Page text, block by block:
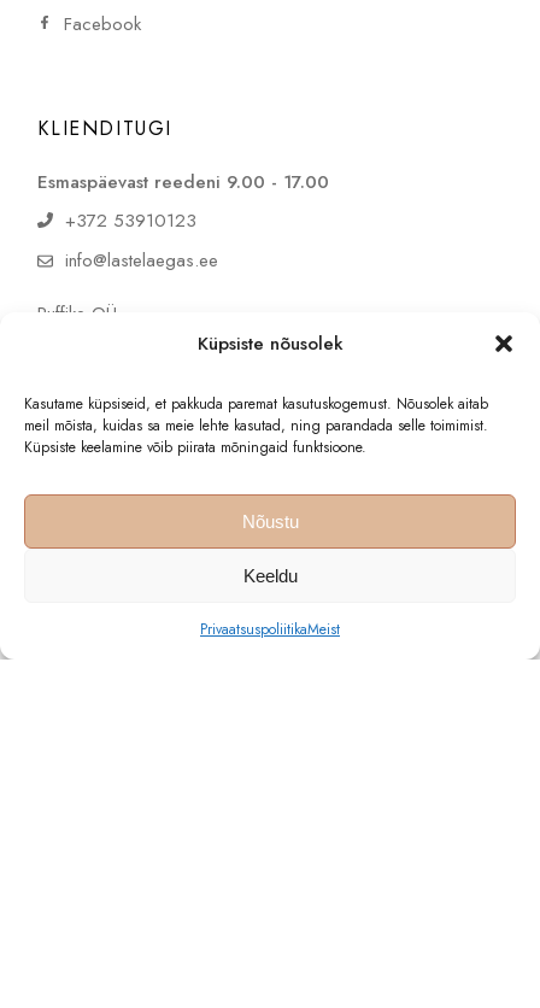
Küpsiste nõusolek
Kasutame küpsiseid, et pakkuda paremat kasutuskogemust. Nõusolek aitab
meil mõista, kuidas sa meie lehte kasutad, ning parandada selle toimimist.
Küpsiste keelamine võib piirata mõningaid funktsioone.
Nõustu
Keeldu
PrivaatsuspoliitikaMeist
Facebook
KLIENDITUGI
Esmaspäevast reedeni 9.00 - 17.00
+372 53910123
info@lastelaegas.ee
Puffike OÜ